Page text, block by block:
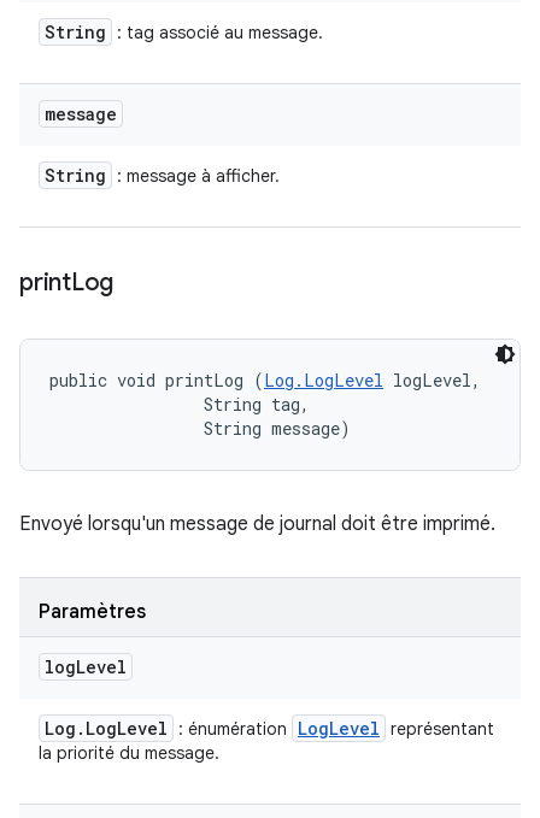
String : tag associé au message.
message
String : message à afficher.
printLog
public void printLog (Log.LogLevel logLevel,
                String tag,
                String message)
Envoyé lorsqu'un message de journal doit être imprimé.
Paramètres
logLevel
Log . LogLevel : énumération LogLevel représentant
la priorité du message.